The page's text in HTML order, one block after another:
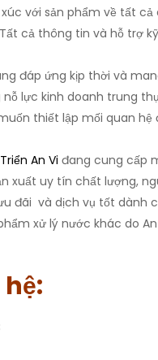
với sản phẩm về tất
cả thông tin và hỗ trợ
đáp ứng kịp thời và
lực kinh doanh trung
thiết lập mối quan hệ
An Vi đang cung cấp
xuất uy tín chất lượng,
đãi và dịch vụ tốt dành
xử lý nước khác do